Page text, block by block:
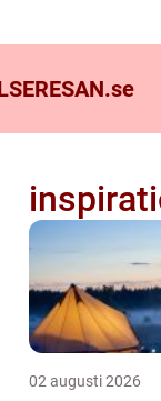
se
02 augusti 2026